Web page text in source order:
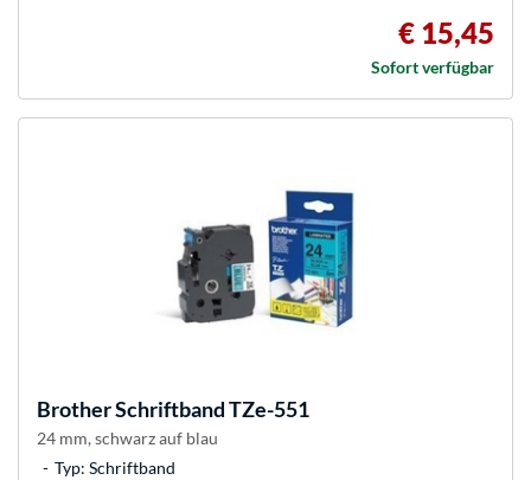
€ 15,45
Sofort verfügbar
BrotherSchriftband TZe-551
24 mm, schwarz auf blau
Typ: Schriftband